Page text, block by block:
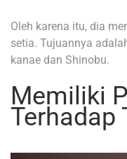
Oleh karena itu, dia
setia. Tujuannya
kanae dan Shinobu.
Memiliki
Terhadap